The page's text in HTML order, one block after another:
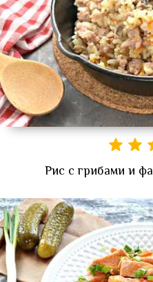
Рис с грибами и